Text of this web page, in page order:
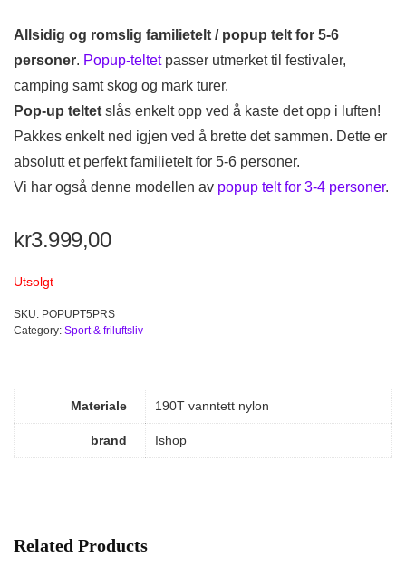
Allsidig og romslig familietelt / popup telt for 5-6
personer. Popup-teltetpasser utmerket til festivaler,
camping samt skog og mark turer.
Pop-up teltet slås enkelt opp ved å kaste det opp i luften!
Pakkes enkelt ned igjen ved å brette det sammen. Dette er
absolutt et perfekt familietelt for 5-6 personer.
Vi har også denne modellen av popup telt for 3-4 personer.
kr3.999,00
Utsolgt
SKU: POPUPT5PRS
Category: Sport & friluftsliv
Materiale 190T vanntett nylon
brand Ishop
Related Products